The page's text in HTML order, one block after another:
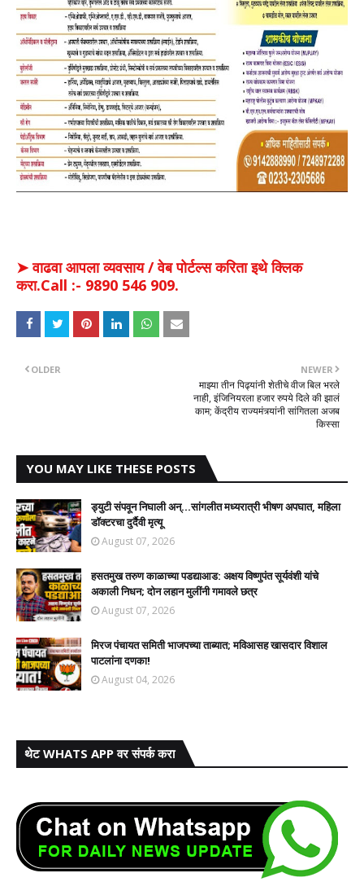
➤ वाढवा आपला व्यवसाय / वेब पोर्टल्स करिता इथे क्लिक
करा.Call :- 9890 546 909.
NEWER
माझ्या तीन पिढ्यांनी शेतीचे वीज बिल भरले
नाही, इंजिनियरला हजार रुपये दिले की झालं
काम; केंद्रीय राज्यमंत्र्यांनी सांगितला अजब
किस्सा
OLDER
YOU MAY LIKE THESE POSTS
ड्युटी संपवून निघाली अन्...सांगलीत मध्यरात्री भीषण अपघात, महिला
डॉक्टरचा दुर्दैवी मृत्यू
August 07, 2026
हसतमुख तरुण काळाच्या पडद्याआड: अक्षय विष्णुपंत सूर्यवंशी यांचे
अकाली निधन; दोन लहान मुलींनी गमावले छत्र
August 07, 2026
मिरज पंचायत समिती भाजपच्या ताब्यात; मविआसह खासदार विशाल
पाटलांना दणका!
August 04, 2026
थेट WHATS APP वर संपर्क करा